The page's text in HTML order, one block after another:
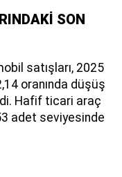
SON
satışları, 2025
oranında düşüş
Hafif ticari araç
adet seviyesinde